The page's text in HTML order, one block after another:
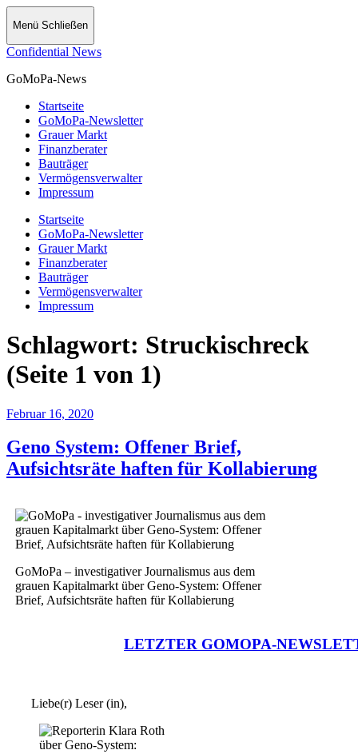
Menü Schließen
Confidential News
GoMoPa-News
Startseite
GoMoPa-Newsletter
Grauer Markt
Finanzberater
Bauträger
Vermögensverwalter
Impressum
Startseite
GoMoPa-Newsletter
Grauer Markt
Finanzberater
Bauträger
Vermögensverwalter
Impressum
Schlagwort: Struckischreck
(Seite 1 von 1)
Februar 16, 2020
Geno System: Offener Brief,
Aufsichtsräte haften für Kollabierung
GoMoPa – investigativer Journalismus aus dem
grauen Kapitalmarkt über Geno-System: Offener
Brief, Aufsichtsräte haften für Kollabierung
LETZTER GOMOPA-
Liebe(r) Leser (in),